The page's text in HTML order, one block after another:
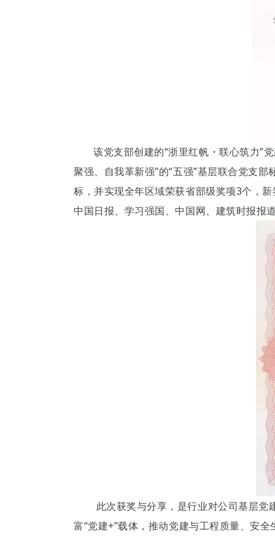
该党支部创建的“浙里红帆・联心筑力”
聚强、自我革新强”的“五强”基层联合党支
标，并实现全年区域荣获省部级奖项3个，
中国日报、学习强国、中国网、建筑时报报
此次获奖与分享，是行业对公司基层党
富“党建+”载体，推动党建与工程质量、安